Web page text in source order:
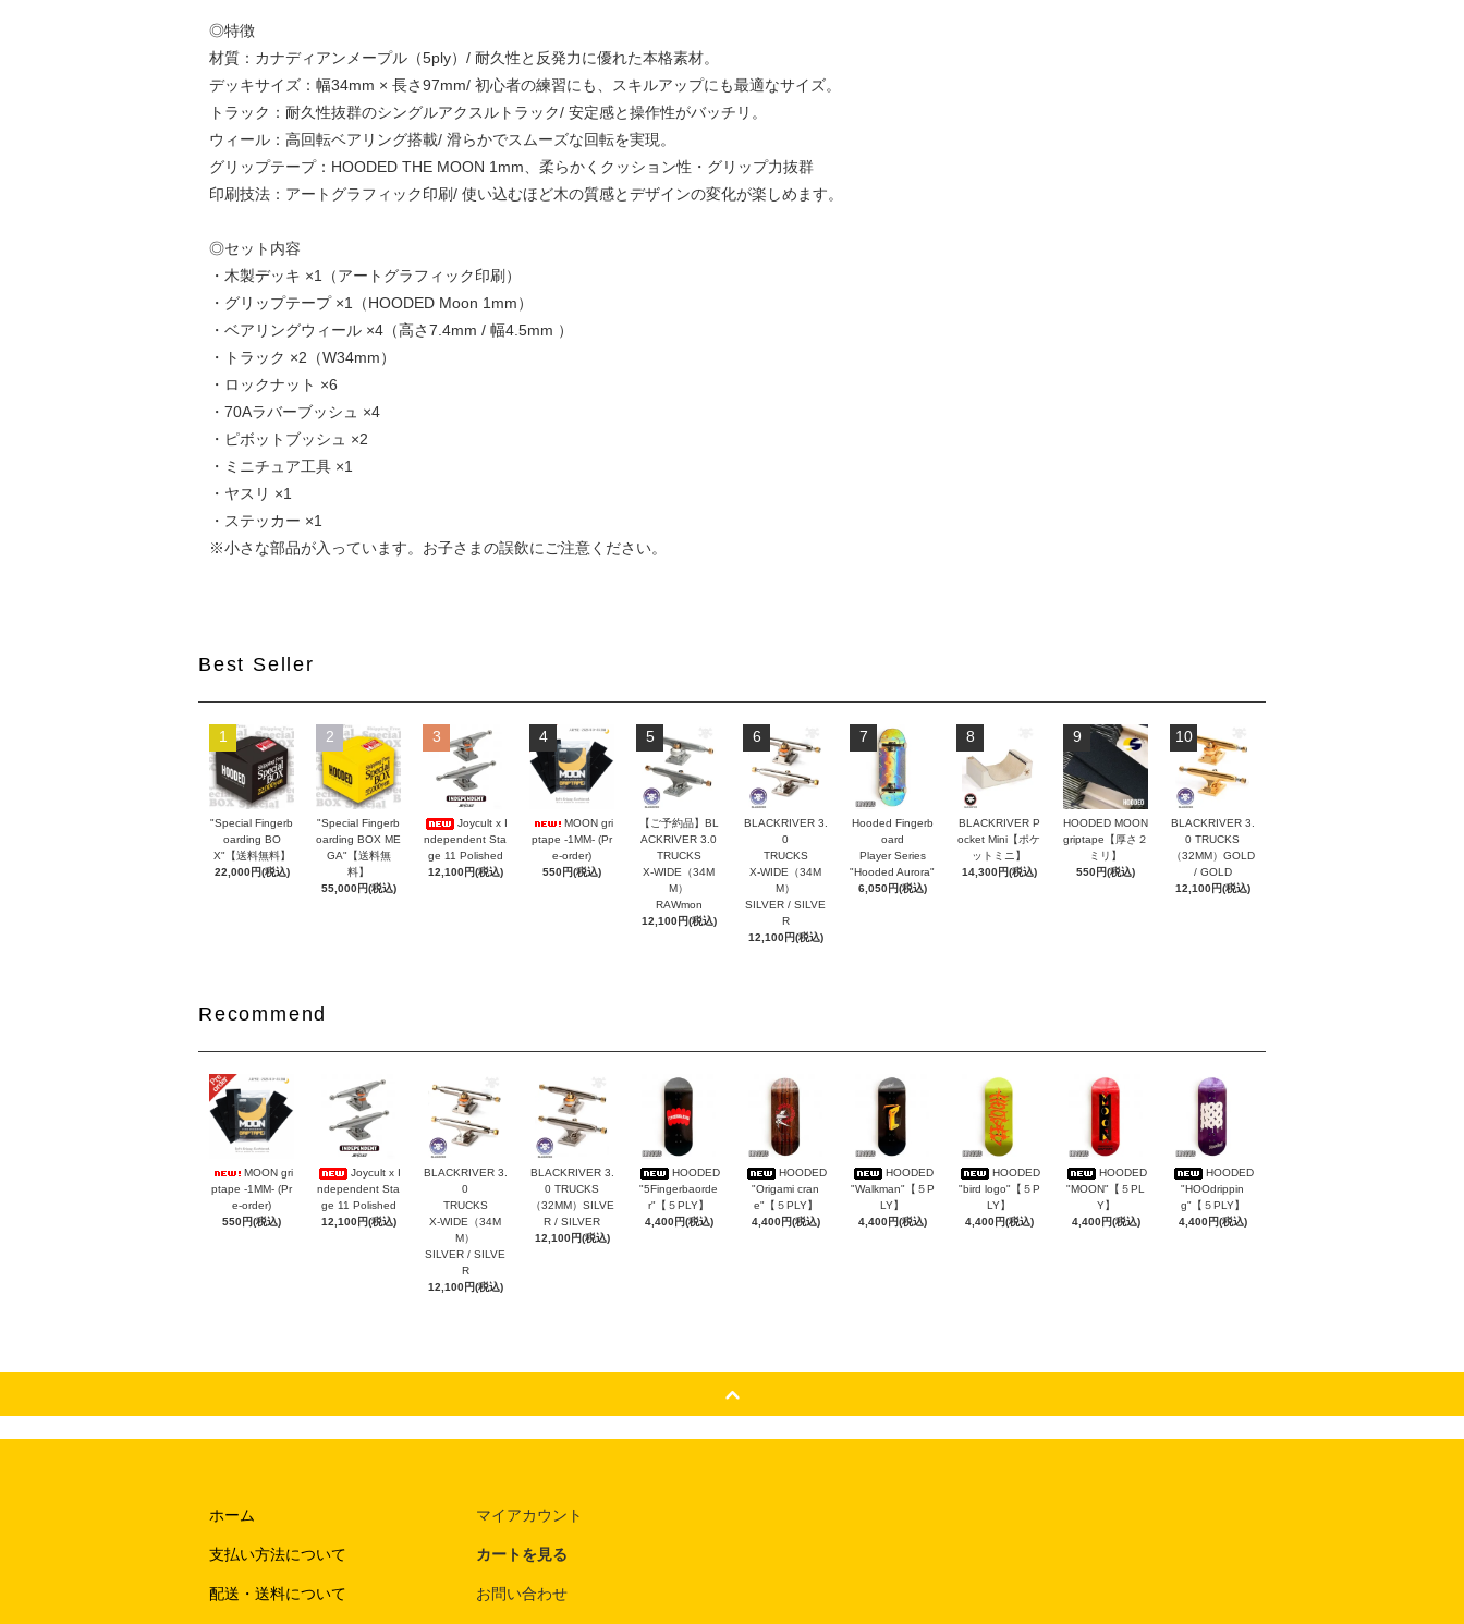
◎特徴
材質：カナディアンメープル（5ply）/ 耐久性と反発力に優れた本格素材。
デッキサイズ：幅34mm × 長さ97mm/ 初心者の練習にも、スキルアップにも最適なサイズ。
トラック：耐久性抜群のシングルアクスルトラック/ 安定感と操作性がバッチリ。
ウィール：高回転ベアリング搭載/ 滑らかでスムーズな回転を実現。
グリップテープ：HOODED THE MOON 1mm、柔らかくクッション性・グリップ力抜群
印刷技法：アートグラフィック印刷/ 使い込むほど木の質感とデザインの変化が楽しめます。
◎セット内容
・木製デッキ ×1（アートグラフィック印刷）
・グリップテープ ×1（HOODED Moon 1mm）
・ベアリングウィール ×4（高さ7.4mm / 幅4.5mm ）
・トラック ×2（W34mm）
・ロックナット ×6
・70Aラバーブッシュ ×4
・ピボットブッシュ ×2
・ミニチュア工具 ×1
・ヤスリ ×1
・ステッカー ×1
※小さな部品が入っています。お子さまの誤飲にご注意ください。
Best Seller
1
"Special Fingerb
oarding BO
X"【送料無料】
22,000円(税込)
2
"Special Fingerb
oarding BOX ME
GA"【送料無
料】
55,000円(税込)
3
Joycult x I
ndependent Sta
ge 11 Polished
12,100円(税込)
4
MOON gri
ptape -1MM- (Pr
e-order)
550円(税込)
5
【ご予約品】BL
ACKRIVER 3.0
TRUCKS
X-WIDE（34M
M）
RAWmon
12,100円(税込)
6
BLACKRIVER 3.
0
TRUCKS
X-WIDE（34M
M）
SILVER / SILVE
R
12,100円(税込)
7
Hooded Fingerb
oard
Player Series
"Hooded Aurora"
6,050円(税込)
8
BLACKRIVER P
ocket Mini【ポケ
ットミニ】
14,300円(税込)
9
HOODED MOON
griptape【厚さ２
ミリ】
550円(税込)
10
BLACKRIVER 3.
0 TRUCKS
（32MM）GOLD
/ GOLD
12,100円(税込)
Recommend
MOON gri
ptape -1MM- (Pr
e-order)
550円(税込)
Joycult x I
ndependent Sta
ge 11 Polished
12,100円(税込)
BLACKRIVER 3.
0
TRUCKS
X-WIDE（34M
M）
SILVER / SILVE
R
12,100円(税込)
BLACKRIVER 3.
0 TRUCKS
（32MM）SILVE
R / SILVER
12,100円(税込)
HOODED
"5Fingerbaorde
r"【５PLY】
4,400円(税込)
HOODED
"Origami cran
e"【５PLY】
4,400円(税込)
HOODED
"Walkman"【５P
LY】
4,400円(税込)
HOODED
"bird logo"【５P
LY】
4,400円(税込)
HOODED
"MOON"【５PL
Y】
4,400円(税込)
HOODED
"HOOdrippin
g"【５PLY】
4,400円(税込)
ホーム
支払い方法について
配送・送料について
マイアカウント
カートを見る
お問い合わせ